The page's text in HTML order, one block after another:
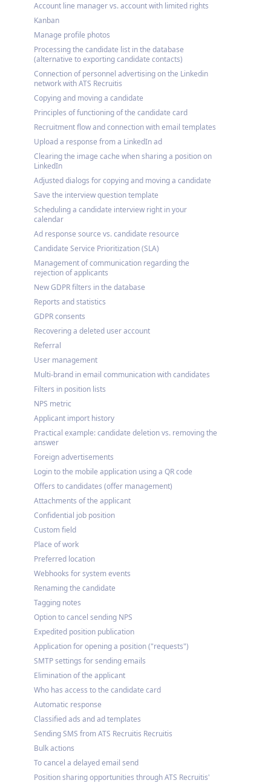
Account line manager vs. account with limited rights
Kanban
Manage profile photos
Processing the candidate list in the database
(alternative to exporting candidate contacts)
Connection of personnel advertising on the Linkedin
network with ATS Recruitis
Copying and moving a candidate
Principles of functioning of the candidate card
Recruitment flow and connection with email templates
Upload a response from a LinkedIn ad
Clearing the image cache when sharing a position on
LinkedIn
Adjusted dialogs for copying and moving a candidate
Save the interview question template
Scheduling a candidate interview right in your
calendar
Ad response source vs. candidate resource
Candidate Service Prioritization (SLA)
Management of communication regarding the
rejection of applicants
New GDPR filters in the database
Reports and statistics
GDPR consents
Recovering a deleted user account
Referral
User management
Multi-brand in email communication with candidates
Filters in position lists
NPS metric
Applicant import history
Practical example: candidate deletion vs. removing the
answer
Foreign advertisements
Login to the mobile application using a QR code
Offers to candidates (offer management)
Attachments of the applicant
Confidential job position
Custom field
Place of work
Preferred location
Webhooks for system events
Renaming the candidate
Tagging notes
Option to cancel sending NPS
Expedited position publication
Application for opening a position ("requests")
SMTP settings for sending emails
Elimination of the applicant
Who has access to the candidate card
Automatic response
Classified ads and ad templates
Sending SMS from ATS Recruitis Recruitis
Bulk actions
To cancel a delayed email send
Position sharing opportunities through ATS Recruitis'